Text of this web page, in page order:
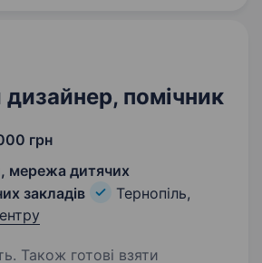
дизайнер, помічник
грн
мережа дитячих
закладів
Тернопіль,
Також готові взяти